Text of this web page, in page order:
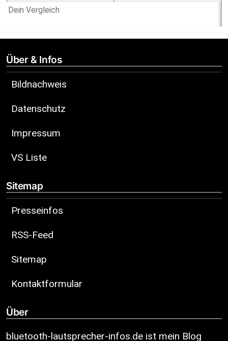
Dein Vergleich
Über & Infos
Bildnachweis
Datenschutz
Impressum
VS Liste
Sitemap
Presseinfos
RSS-Feed
Sitemap
Kontaktformular
Über
bluetooth-lautsprecher-infos.de ist mein Blog